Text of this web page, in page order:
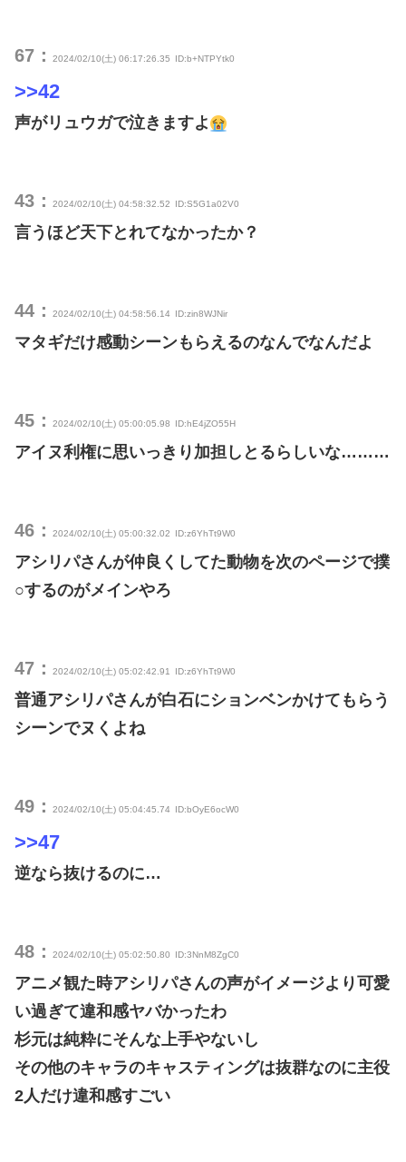
67： 2024/02/10(土) 06:17:26.35 ID:b+NTPYtk0
>>42
声がリュウガで泣きますよ
43： 2024/02/10(土) 04:58:32.52 ID:S5G1a02V0
言うほど天下とれてなかったか？
44： 2024/02/10(土) 04:58:56.14 ID:zin8WJNir
マタギだけ感動シーンもらえるのなんでなんだよ
45： 2024/02/10(土) 05:00:05.98 ID:hE4jZO55H
アイヌ利権に思いっきり加担しとるらしいな………
46： 2024/02/10(土) 05:00:32.02 ID:z6YhTt9W0
アシリパさんが仲良くしてた動物を次のページで撲
○するのがメインやろ
47： 2024/02/10(土) 05:02:42.91 ID:z6YhTt9W0
普通アシリパさんが白石にションベンかけてもらう
シーンでヌくよね
49： 2024/02/10(土) 05:04:45.74 ID:bOyE6ocW0
>>47
逆なら抜けるのに…
48： 2024/02/10(土) 05:02:50.80 ID:3NnM8ZgC0
アニメ観た時アシリパさんの声がイメージより可愛
い過ぎて違和感ヤバかったわ
杉元は純粋にそんな上手やないし
その他のキャラのキャスティングは抜群なのに主役
2人だけ違和感すごい